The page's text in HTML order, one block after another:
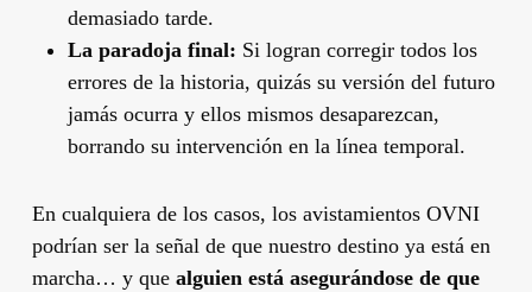
demasiado tarde.
La paradoja final: Si logran corregir todos los
errores de la historia, quizás su versión del futuro
jamás ocurra y ellos mismos desaparezcan,
borrando su intervención en la línea temporal.
En cualquiera de los casos, los avistamientos OVNI
podrían ser la señal de que nuestro destino ya está en
marcha… y que alguien está asegurándose de que